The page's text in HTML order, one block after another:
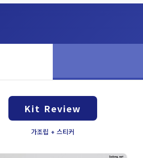
Kit Review
가조립 + 스티커